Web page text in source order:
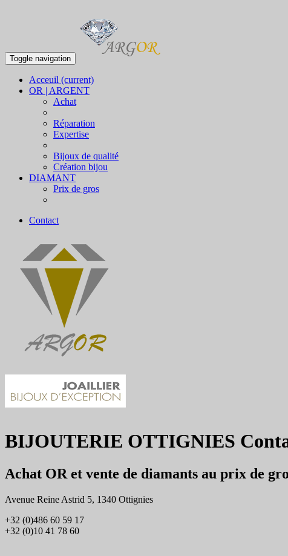
Toggle navigation
Acceuil (current)
OR | ARGENT
Achat
Réparation
Expertise
Bijoux de qualité
Création bijou
DIAMANT
Prix de gros
Contact
BIJOUTERIE OTTIGNIES
Achat OR et vente de diamants au prix de
Avenue Reine Astrid 5, 1340 Ottignies
+32 (0)486 60 59 17
+32 (0)10 41 78 60